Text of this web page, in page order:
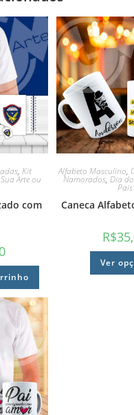
,Kit
Sua Arte ou
com
Alfabeto Masculino,
Namorados,Dia
Pais
Caneca
R$
Ver